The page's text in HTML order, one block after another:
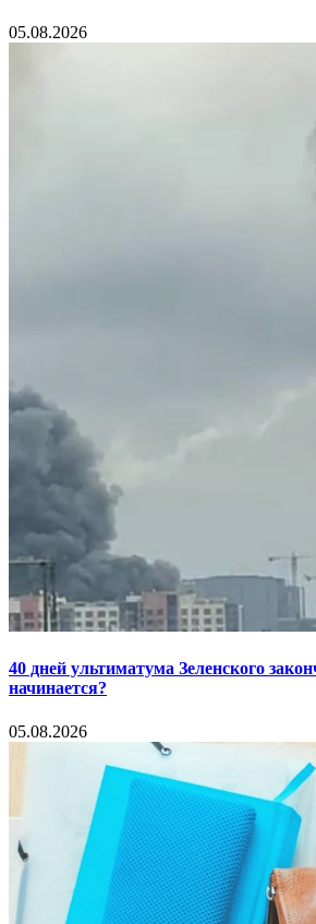
05.08.2026
40 дней ультиматума Зеленского
начинается?
05.08.2026